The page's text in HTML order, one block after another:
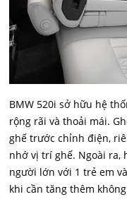
BMW 520i sở hữu hệ
rộng rãi và thoải mái.
ghế trước chỉnh điện,
nhớ vị trí ghế. Ngoài ra,
người lớn với 1 trẻ em
khi cần tăng thêm